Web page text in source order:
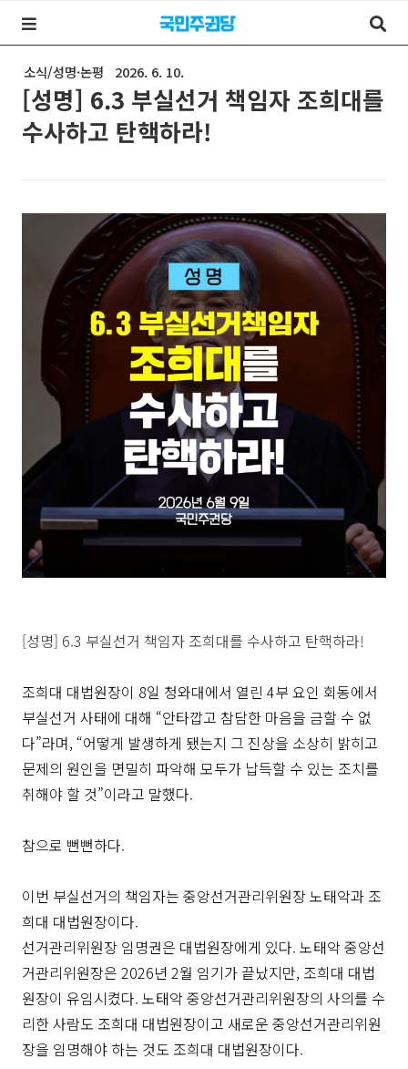
소식/성명·논평 2026. 6. 10.
[성명] 6.3 부실선거 책임자 조희대를
수사하고 탄핵하라!
[성명] 6.3 부실선거 책임자 조희대를 수사하고 탄핵하라!
조희대 대법원장이 8일 청와대에서 열린 4부 요인 회동에서
부실선거 사태에 대해 “안타깝고 참담한 마음을 금할 수 없
다”라며, “어떻게 발생하게 됐는지 그 진상을 소상히 밝히고
문제의 원인을 면밀히 파악해 모두가 납득할 수 있는 조치를
취해야 할 것”이라고 말했다.
참으로 뻔뻔하다.
이번 부실선거의 책임자는 중앙선거관리위원장 노태악과 조
희대 대법원장이다.
선거관리위원장 임명권은 대법원장에게 있다. 노태악 중앙선
거관리위원장은 2026년 2월 임기가 끝났지만, 조희대 대법
원장이 유임시켰다. 노태악 중앙선거관리위원장의 사의를 수
리한 사람도 조희대 대법원장이고 새로운 중앙선거관리위원
장을 임명해야 하는 것도 조희대 대법원장이다.